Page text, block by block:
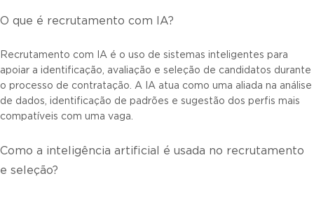
O que é recrutamento com IA?
Recrutamento com IA é o uso de sistemas inteligentes para
apoiar a identificação, avaliação e seleção de candidatos durante
o processo de contratação. A IA atua como uma aliada na análise
de dados, identificação de padrões e sugestão dos perfis mais
compatíveis com uma vaga.
Como a inteligência artificial é usada no recrutamento
e seleção?